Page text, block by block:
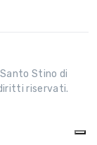
Stino di
riservati.